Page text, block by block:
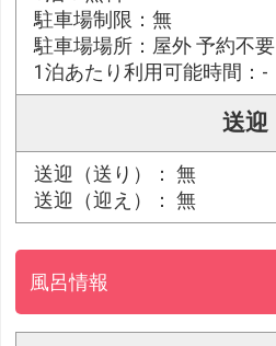
駐車場制限：無
駐車場場所：屋外 予約不要
1泊あたり利用可能時間：-
送迎
送迎（送り）： 無
送迎（迎え）： 無
風呂情報